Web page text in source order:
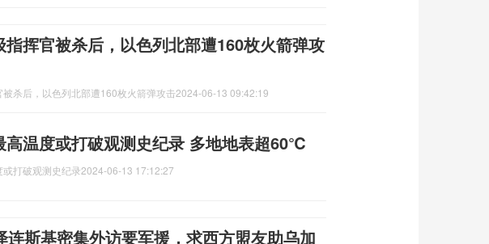
指挥官被杀后，以色列北部遭160枚火​​箭弹攻
被杀后，以色列北部遭160枚火​​箭弹攻击2024-06-13 09:42:19
高温度或打破观测史纪录 多地地表超60℃
打破观测史纪录2024-06-13 17:12:27
连斯基密集外访要军援，求西方盟友助乌加